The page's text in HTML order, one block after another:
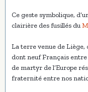
Ce geste symbolique,
clairière des fusillés du
La terre venue de Liège,
dont neuf Français
de martyr de l’Europe
fraternité entre nos